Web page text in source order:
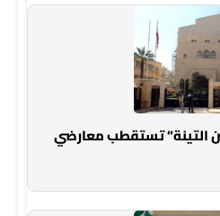
التينة” تستقطب معارضي